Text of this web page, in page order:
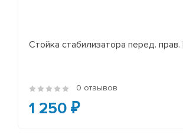
Стойка стабилизатора перед. прав.
0 отзывов
1 250 ₽